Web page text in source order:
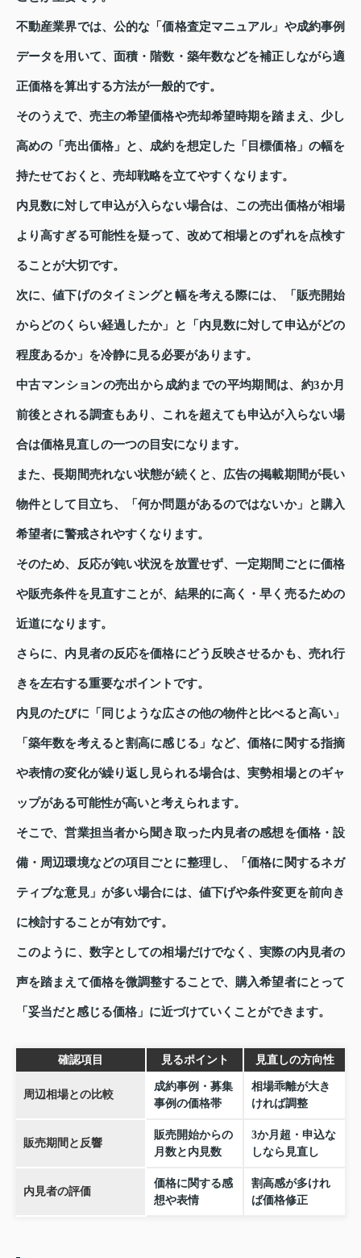
不動産業界では、公的な「価格査定マニュアル」や成約事例
データを用いて、面積・階数・築年数などを補正しながら適
正価格を算出する方法が一般的です。
そのうえで、売主の希望価格や売却希望時期を踏まえ、少し
高めの「売出価格」と、成約を想定した「目標価格」の幅を
持たせておくと、売却戦略を立てやすくなります。
内見数に対して申込が入らない場合は、この売出価格が相場
より高すぎる可能性を疑って、改めて相場とのずれを点検す
ることが大切です。
次に、値下げのタイミングと幅を考える際には、「販売開始
からどのくらい経過したか」と「内見数に対して申込がどの
程度あるか」を冷静に見る必要があります。
中古マンションの売出から成約までの平均期間は、約3か月
前後とされる調査もあり、これを超えても申込が入らない場
合は価格見直しの一つの目安になります。
また、長期間売れない状態が続くと、広告の掲載期間が長い
物件として目立ち、「何か問題があるのではないか」と購入
希望者に警戒されやすくなります。
そのため、反応が鈍い状況を放置せず、一定期間ごとに価格
や販売条件を見直すことが、結果的に高く・早く売るための
近道になります。
さらに、内見者の反応を価格にどう反映させるかも、売れ行
きを左右する重要なポイントです。
内見のたびに「同じような広さの他の物件と比べると高い」
「築年数を考えると割高に感じる」など、価格に関する指摘
や表情の変化が繰り返し見られる場合は、実勢相場とのギャ
ップがある可能性が高いと考えられます。
そこで、営業担当者から聞き取った内見者の感想を価格・設
備・周辺環境などの項目ごとに整理し、「価格に関するネガ
ティブな意見」が多い場合には、値下げや条件変更を前向き
に検討することが有効です。
このように、数字としての相場だけでなく、実際の内見者の
声を踏まえて価格を微調整することで、購入希望者にとって
「妥当だと感じる価格」に近づけていくことができます。
確認項目 見るポイント 見直しの方向性
周辺相場との比較
成約事例・募集
事例の価格帯
相場乖離が大き
ければ調整
販売期間と反響
販売開始からの
月数と内見数
3か月超・申込な
しなら見直し
内見者の評価
価格に関する感
想や表情
割高感が多けれ
ば価格修正